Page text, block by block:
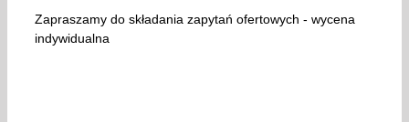
Zapraszamy do składania zapytań ofertowych - wycena
indywidualna